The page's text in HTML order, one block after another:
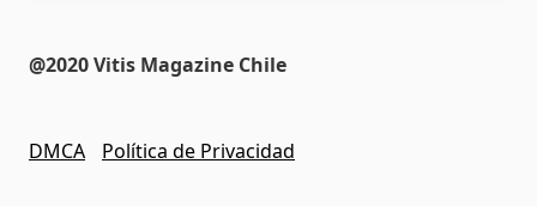
@2020 Vitis Magazine Chile
DMCA Política de Privacidad